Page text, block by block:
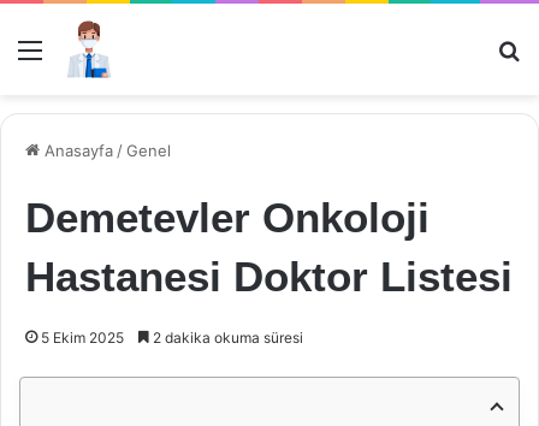
Menü
Anasayfa /Genel
Demetevler Onkoloji
Hastanesi Doktor Listesi
5 Ekim 2025 2 dakika okuma süresi